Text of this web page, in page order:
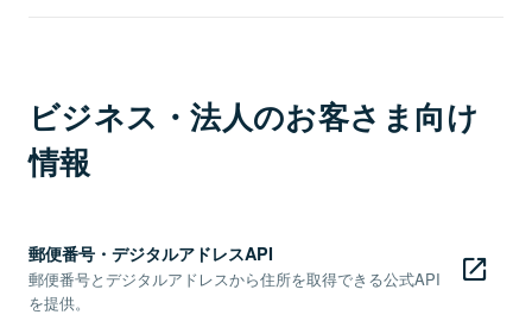
ビジネス・法人のお客さま向け
情報
郵便番号・デジタルアドレスAPI
郵便番号とデジタルアドレスから住所を取得できる公式API
を提供。